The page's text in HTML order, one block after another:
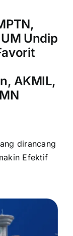
Undip
AKMIL,
dirancang
Efektif